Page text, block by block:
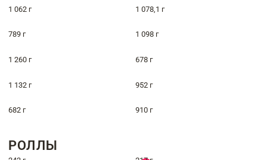
1 062 г 1 078,1 г
789 г 1 098 г
1 260 г 678 г
1 132 г 952 г
682 г 910 г
РОЛЛЫ